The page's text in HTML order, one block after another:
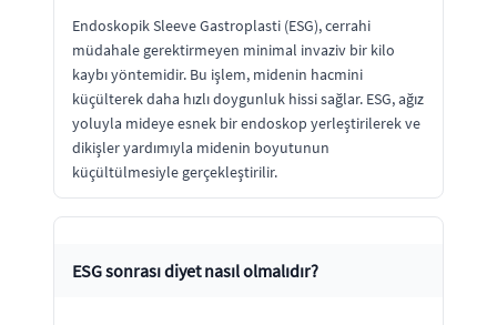
Endoskopik Sleeve Gastroplasti (ESG), cerrahi
müdahale gerektirmeyen minimal invaziv bir kilo
kaybı yöntemidir. Bu işlem, midenin hacmini
küçülterek daha hızlı doygunluk hissi sağlar. ESG, ağız
yoluyla mideye esnek bir endoskop yerleştirilerek ve
dikişler yardımıyla midenin boyutunun
küçültülmesiyle gerçekleştirilir.
ESG sonrası diyet nasıl olmalıdır?